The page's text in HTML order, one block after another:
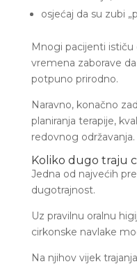
osjećaj da su zubi
Mnogi pacijenti
vremena zaborave
potpuno prirodno.
Naravno, konačno
planiranja terapije,
redovnog održavanja.
Koliko dugo traju
Jedna od najvećih
dugotrajnost.
Uz pravilnu oralnu
cirkonske navlake
Na njihov vijek